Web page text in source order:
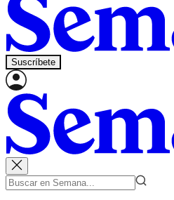
Suscríbete